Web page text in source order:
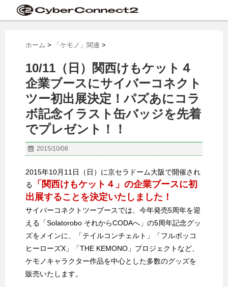
ホーム > 「ケモノ」関連 >
10/11（日）関西けもケット４
企業ブースにサイバーコネクト
ツー初出展決定！パズあにコラ
ボ記念イラスト缶バッジを先着
でプレゼント！！
2015/10/08
2015年10月11日（日）に京セラドーム大阪で開催され
る
「関西けもケット４」の企業ブースに初
出展することを決定いたしました！
サイバーコネクトツーブースでは、今年発売5周年を迎
える「Solatorobo それからCODAへ」の5周年記念グッ
ズをメインに、「テイルコンチェルト」「フルボッコ
ヒーローズX」「THE KEMONO」プロジェクトなど、
ケモノキャラクター作品を中心とした多数のグッズを
販売いたします。